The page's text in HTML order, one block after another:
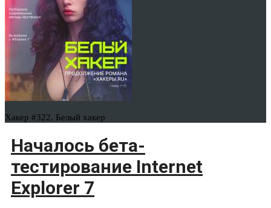
Хакер #322. Белый хакер
Началось бета-
тестирование Internet
Explorer 7